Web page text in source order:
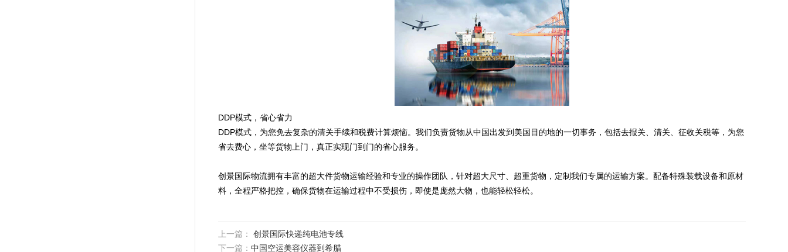
DDP模式，省心省力​
DDP模式，为您免去复杂的清关手续和税费计算烦恼。我们负责货物从中国出发到美国目的地的一切事务，包括去报关、清关、征收关税等，为您
省去费心，坐等货物上门，真正实现门到门的省心服务。
创景国际物流拥有丰富的超大件货物运输经验和专业的操作团队，针对超大尺寸、超重货物，定制我们专属的运输方案。配备特殊装载设备和原材
料，全程严格把控，确保货物在运输过程中不受损伤，即使是庞然大物，也能轻松轻松。​
上一篇： 创景国际快递纯电池专线
下一篇： 中国空运美容仪器到希腊